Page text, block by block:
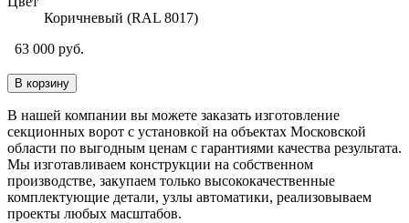
Коричневый (RAL 8017)
63 000 руб.
В корзину
В нашей компании вы можете заказать изготовление
секционных ворот с установкой на объектах Московской
области по выгодным ценам с гарантиями качества результата.
Мы изготавливаем конструкции на собственном
производстве, закупаем только высококачественные
комплектующие детали, узлы автоматики, реализовываем
проекты любых масштабов.